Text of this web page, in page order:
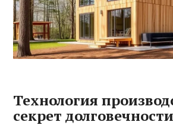
Технология
секрет долговечности